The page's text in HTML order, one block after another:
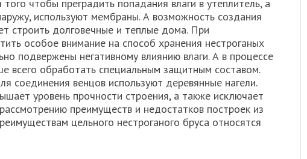
чтобы преградить попадания влаги в утеплитель, а
используют мембраны. А возможность создания
строить долговечные и теплые дома. При
особое внимание на способ хранения нестроганых
подвержены негативному влиянию влаги. А в процессе
всего обработать специальным защитным составом.
соединения венцов используют деревянные нагели.
уровень прочности строения, а также исключает
преимуществ и недостатков построек из
цельного нестроганого бруса относятся